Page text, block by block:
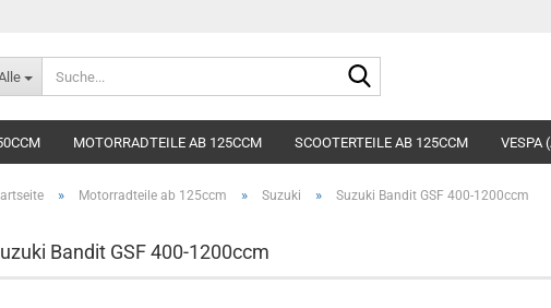
Passwort
MOTORRADTEILE AB 125CCM SCOOTERTEILE AB 125CCM VESPA
» Motorradteile ab 125ccm » Suzuki » Suzuki Bandit GSF 400-1200ccm
Bandit GSF 400-1200ccm